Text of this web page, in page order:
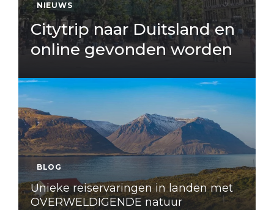
NIEUWS
Citytrip naar Duitsland en
online gevonden worden
BLOG
Unieke reiservaringen in landen met
OVERWELDIGENDE natuur